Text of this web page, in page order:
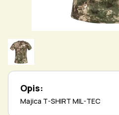
Opis:
Majica T-SHIRT MIL-TEC